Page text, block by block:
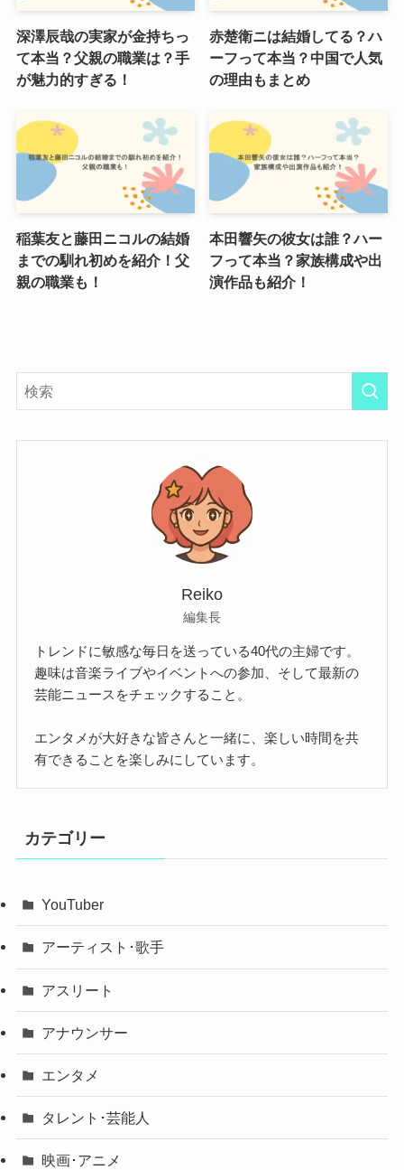
深澤辰哉の実家が金持ちっ
て本当？父親の職業は？手
が魅力的すぎる！
赤楚衛ニは結婚してる？ハ
ーフって本当？中国で人気
の理由もまとめ
稲葉友と藤田ニコルの結婚
までの馴れ初めを紹介！父
親の職業も！
本田響矢の彼女は誰？ハー
フって本当？家族構成や出
演作品も紹介！
Reiko
編集長
トレンドに敏感な毎日を送っている40代の主婦です。
趣味は音楽ライブやイベントへの参加、そして最新の
芸能ニュースをチェックすること。
エンタメが大好きな皆さんと一緒に、楽しい時間を共
有できることを楽しみにしています。
カテゴリー
YouTuber
アーティスト･歌手
アスリート
アナウンサー
エンタメ
タレント･芸能人
映画･アニメ